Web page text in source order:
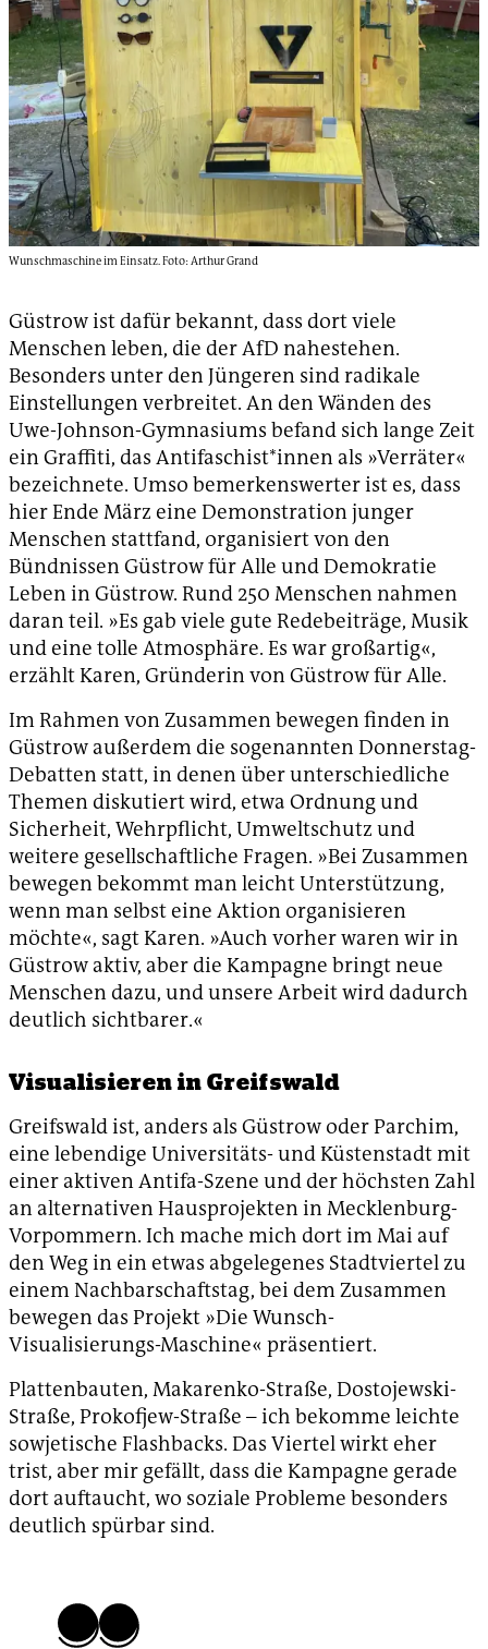
Wunschmaschine im Einsatz. Foto: Arthur Grand
Güstrow ist dafür bekannt, dass dort viele
Menschen leben, die der AfD nahestehen.
Besonders unter den Jüngeren sind radikale
Einstellungen verbreitet. An den Wänden des
Uwe-Johnson-Gymnasiums befand sich lange Zeit
ein Graffiti, das Antifaschist*innen als »Verräter«
bezeichnete. Umso bemerkenswerter ist es, dass
hier Ende März eine Demonstration junger
Menschen stattfand, organisiert von den
Bündnissen Güstrow für Alle und Demokratie
Leben in Güstrow. Rund 250 Menschen nahmen
daran teil. »Es gab viele gute Redebeiträge, Musik
und eine tolle Atmosphäre. Es war großartig«,
erzählt Karen, Gründerin von Güstrow für Alle.
Im Rahmen von Zusammen bewegen finden in
Güstrow außerdem die sogenannten Donnerstag-
Debatten statt, in denen über unterschiedliche
Themen diskutiert wird, etwa Ordnung und
Sicherheit, Wehrpflicht, Umweltschutz und
weitere gesellschaftliche Fragen. »Bei Zusammen
bewegen bekommt man leicht Unterstützung,
wenn man selbst eine Aktion organisieren
möchte«, sagt Karen. »Auch vorher waren wir in
Güstrow aktiv, aber die Kampagne bringt neue
Menschen dazu, und unsere Arbeit wird dadurch
deutlich sichtbarer.«
Visualisieren in Greifswald
Greifswald ist, anders als Güstrow oder Parchim,
eine lebendige Universitäts- und Küstenstadt mit
einer aktiven Antifa-Szene und der höchsten Zahl
an alternativen Hausprojekten in Mecklenburg-
Vorpommern. Ich mache mich dort im Mai auf
den Weg in ein etwas abgelegenes Stadtviertel zu
einem Nachbarschaftstag, bei dem Zusammen
bewegen das Projekt »Die Wunsch-
Visualisierungs-Maschine« präsentiert.
Plattenbauten, Makarenko-Straße, Dostojewski-
Straße, Prokofjew-Straße – ich bekomme leichte
sowjetische Flashbacks. Das Viertel wirkt eher
trist, aber mir gefällt, dass die Kampagne gerade
dort auftaucht, wo soziale Probleme besonders
deutlich spürbar sind.